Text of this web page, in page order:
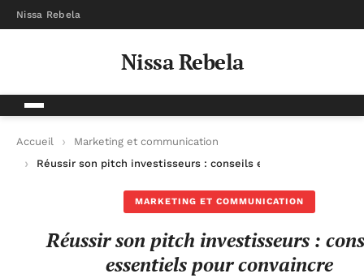
Nissa Rebela
Nissa Rebela
Accueil
Marketing et communication
Réussir son pitch investisseurs : conseils essentiels pour
MARKETING ET COMMUNICATION
Réussir son pitch investisseurs :
essentiels pour convaincre